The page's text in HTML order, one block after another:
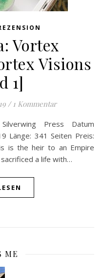
Vortex
Visions
1]
/ 1 Kommentar
Länge: 341 Seiten Preis:
is the heir to an Empire
a life with…
ME